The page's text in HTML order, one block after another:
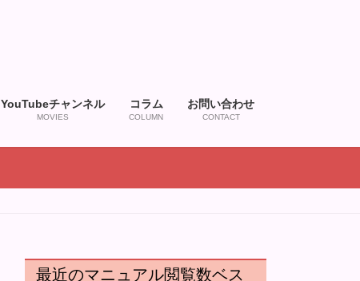
YouTubeチャンネル
MOVIES
コラム
COLUMN
お問い合わせ
CONTACT
最近のマニュアル閲覧数ベス